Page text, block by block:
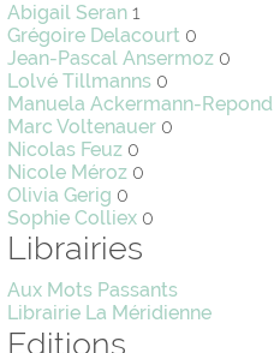
Abigail Seran 1
Grégoire Delacourt 0
Jean-Pascal Ansermoz 0
Lolvé Tillmanns 0
Manuela Ackermann-Repond
Marc Voltenauer 0
Nicolas Feuz 0
Nicole Méroz 0
Olivia Gerig 0
Sophie Colliex 0
Librairies
Aux Mots Passants
Librairie La Méridienne
Editions